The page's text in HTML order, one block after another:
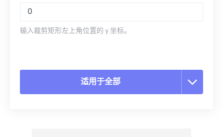
输入裁剪矩形左上角位置的 y 坐标。
适用于全部